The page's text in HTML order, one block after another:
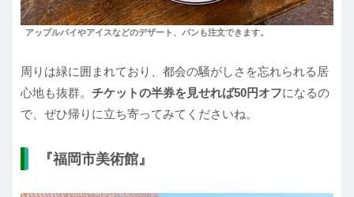
アップルパイやアイスなどのデザート、パンも注文できます。
周りは緑に囲まれており、都会の騒がしさを忘れられる居
心地も抜群。 チケットの半券を見せれば50円オフになるの
で、ぜひ帰りに立ち寄ってみてくださいね。
『福岡市美術館』